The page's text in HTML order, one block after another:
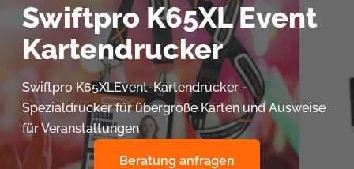
Swiftpro K65XL Event
Kartendrucker
Swiftpro K65XLEvent-Kartendrucker -
Spezialdrucker für übergroße Karten und Ausweise
für Veranstaltungen
Beratung anfragen